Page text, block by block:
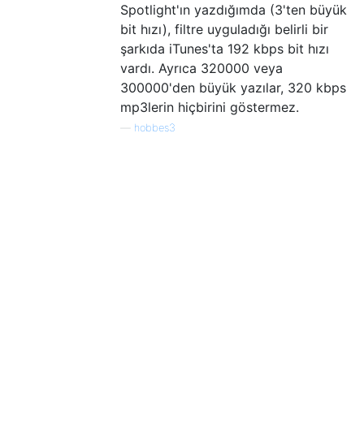
Spotlight'ın yazdığımda (3'ten büyük
bit hızı), filtre uyguladığı belirli bir
şarkıda iTunes'ta 192 kbps bit hızı
vardı. Ayrıca 320000 veya
300000'den büyük yazılar, 320 kbps
mp3lerin hiçbirini göstermez.
hobbes3